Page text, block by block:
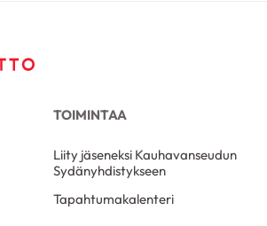
TOIMINTAA
Liity jäseneksi Kauhavanseudun
Sydänyhdistykseen
Tapahtumakalenteri